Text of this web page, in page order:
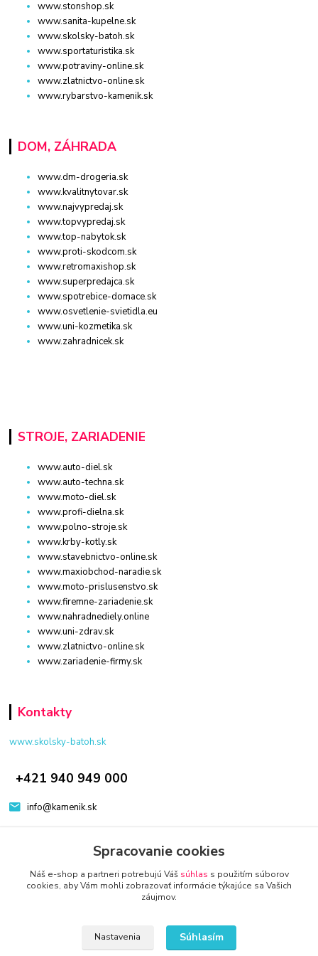
www.stonshop.sk
www.sanita-kupelne.sk
www.skolsky-batoh.sk
www.sportaturistika.sk
www.potraviny-online.sk
www.zlatnictvo-online.sk
www.rybarstvo-kamenik.sk
DOM, ZÁHRADA
www.dm-drogeria.sk
www.kvalitnytovar.sk
www.najvypredaj.sk
www.topvypredaj.sk
www.top-nabytok.sk
www.proti-skodcom.sk
www.retromaxishop.sk
www.superpredajca.sk
www.spotrebice-domace.sk
www.osvetlenie-svietidla.eu
www.uni-kozmetika.sk
www.zahradnicek.sk
STROJE, ZARIADENIE
www.auto-diel.sk
www.auto-techna.sk
www.moto-diel.sk
www.profi-dielna.sk
www.polno-stroje.sk
www.krby-kotly.sk
www.stavebnictvo-online.sk
www.maxiobchod-naradie.sk
www.moto-prislusenstvo.sk
www.firemne-zariadenie.sk
www.nahradnediely.online
www.uni-zdrav.sk
www.zlatnictvo-online.sk
www.zariadenie-firmy.sk
Kontakty
www.skolsky-batoh.sk
+421 940 949 000
info@kamenik.sk
Spracovanie cookies
Náš e-shop a partneri potrebujú Váš súhlas s použitím súborov
cookies, aby Vám mohli zobrazovať informácie týkajúce sa Vašich
záujmov.
Nastavenia Súhlasím